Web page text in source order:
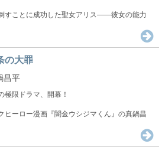
すことに成功した聖女アリス――彼女の能力
の大罪
昌平
極限ドラマ、開幕！
ヒーロー漫画『闇金ウシジマくん』の真鍋昌